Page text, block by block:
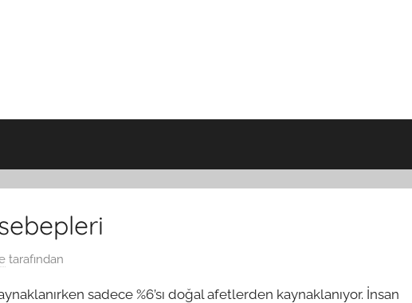
tarafından
sadece %6’sı doğal afetlerden kaynaklanıyor. İnsan